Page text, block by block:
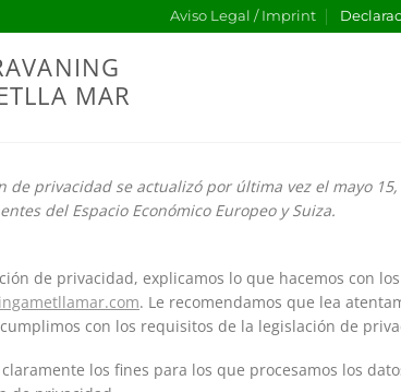
Aviso Legal / Imprint
MAR
de privacidad se actualizó por última vez el mayo
del Espacio Económico Europeo y Suiza.
de privacidad, explicamos lo que hacemos con
. Le recomendamos que lea
con los requisitos de la legislación de
los fines para los que procesamos los